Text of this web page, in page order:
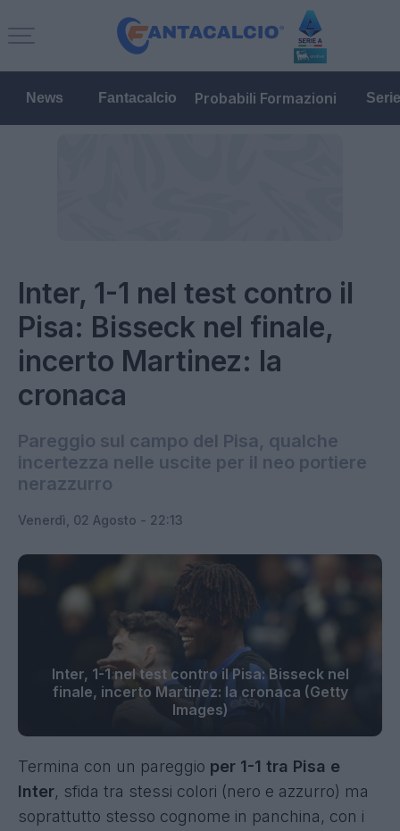
News Fantacalcio Probabili Formazioni
Inter, 1-1 nel test contro il
Pisa: Bisseck nel finale,
incerto Martinez: la
cronaca
Pareggio sul campo del Pisa, qualche
incertezza nelle uscite per il neo portiere
nerazzurro
Venerdì, 02 Agosto - 22:13
Inter, 1-1 nel test contro il Pisa: Bisseck nel
finale, incerto Martinez: la cronaca (Getty
Images)
Termina con un pareggio per 1-1 tra Pisa e
Inter, sfida tra stessi colori (nero e azzurro) ma
soprattutto stesso cognome in panchina, con i